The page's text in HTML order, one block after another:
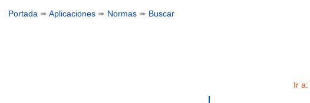
Portada ➠Aplicaciones ➠ Normas ➠ Buscar
Ir a: